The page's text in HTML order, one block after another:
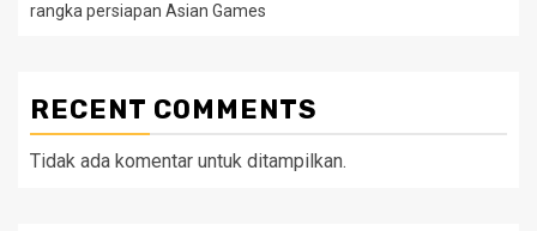
rangka persiapan Asian Games
RECENT COMMENTS
Tidak ada komentar untuk ditampilkan.